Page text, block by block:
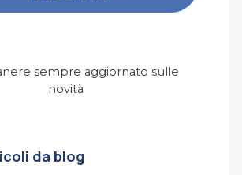
sempre aggiornato sulle
novità
da blog